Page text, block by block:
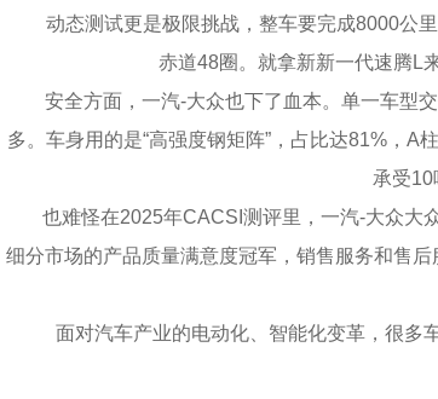
动态测试更是极限挑战，整车要完成8000公里
赤道48圈。就拿新新一代速腾L
安全方面，一汽-大众也下了血本。单一车型交
多。车身用的是“高强度钢矩阵”，占比达81%，
承受10
也难怪在2025年CACSI测评里，一汽-大众大众
细分市场的产品质量满意度冠军，销售服务和售
面对汽车产业的电动化、智能化变革，很多